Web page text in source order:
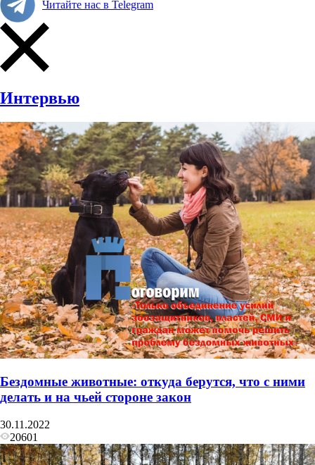
Читайте нас в Telegram
Интервью
Бездомные животные: откуда берутся, что с ними
делать и на чьей стороне закон
30.11.2022
20601